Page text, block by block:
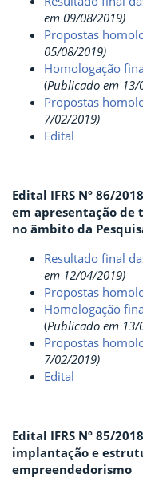
em 09/08/2019)
Propostas
05/08/2019)
Homologação
(Publicado em 13/
Propostas
7/02/2019)
Edital
Edital IFRS Nº 86/
em apresentação de
no âmbito da
Resultado final
em 12/04/2019)
Propostas
Homologação
(Publicado em 13/
Propostas
7/02/2019)
Edital
Edital IFRS Nº 85/
implantação e
empreendedorismo